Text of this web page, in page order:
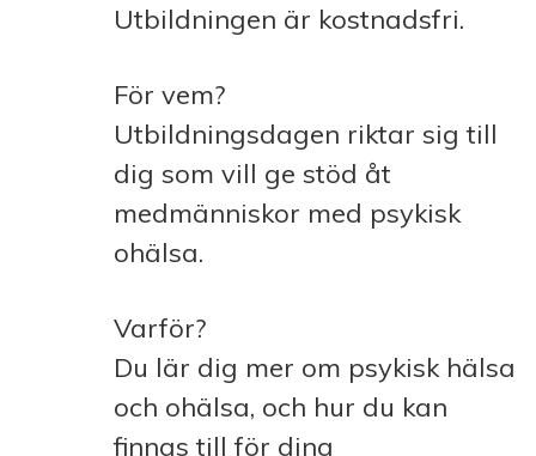
Utbildningen är kostnadsfri.
För vem?
Utbildningsdagen riktar sig till
dig som vill ge stöd åt
medmänniskor med psykisk
ohälsa.
Varför?
Du lär dig mer om psykisk hälsa
och ohälsa, och hur du kan
finnas till för dina